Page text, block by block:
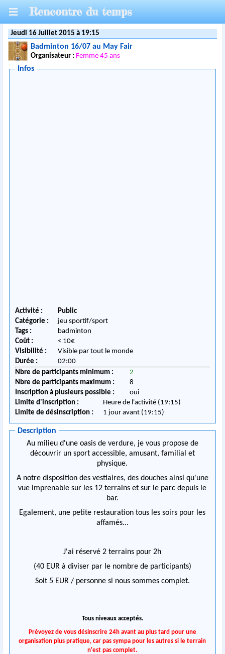
Rencontre du temps
Jeudi 16 Juillet 2015 à 19:15
Badminton 16/07 au May Fair
Organisateur : Femme 45 ans
Infos
Activité :
Public
Catégorie :
jeu sportif/sport
Tags :
badminton
Coût :
< 10€
Visibilité :
Visible par tout le monde
Durée :
02:00
Nbre de participants minimum :
2
Nbre de participants maximum :
8
Inscription à plusieurs possible :
oui
Limite d'inscription :
Heure de l'activité (19:15)
Limite de désinscription :
1 jour avant (19:15)
Description
Au milieu d'une oasis de verdure, je vous propose de
découvrir un sport accessible, amusant, familial et
physique.
A notre disposition des vestiaires, des douches ainsi qu'une
vue imprenable sur les 12 terrains et sur le parc depuis le
bar.
Egalement, une petite restauration tous les soirs pour les
affamés...
J'ai réservé 2 terrains pour 2h
(40 EUR à diviser par le nombre de participants)
Soit 5 EUR / personne si nous sommes complet.
Tous niveaux acceptés.
Prévoyez de vous désinscrire 24h avant au plus tard pour une
organisation plus pratique, car pas sympa pour les autres si le terrain
n'est pas complet.